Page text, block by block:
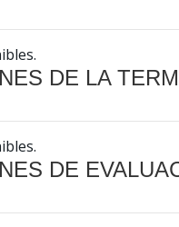
DE LA
DE